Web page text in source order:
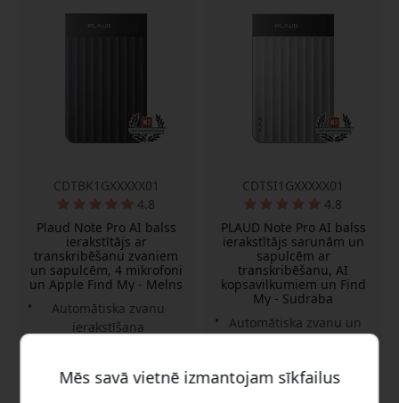
CDTBK1GXXXXX01
4.8
Plaud Note Pro AI balss
ierakstītājs ar
transkribēšanu zvaniem
un sapulcēm, 4 mikrofoni
un Apple Find My - Melns
Automātiska zvanu
ierakstīšana
Līdz pat 50 stundu
CDTSI1GXXXXX01
4.8
PLAUD Note Pro AI balss
ierakstītājs sarunām un
sapulcēm ar
transkribēšanu, AI
kopsavilkumiem un Find
My - Sudraba
Automātiska zvanu un
rādiusa mikrofoni
Mēs savā vietnē izmantojam sīkfailus